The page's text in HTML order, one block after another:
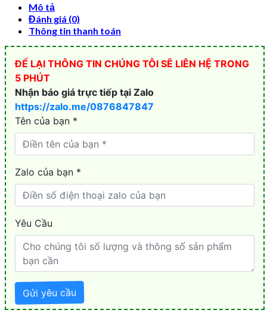
Mô tả
Đánh giá (0)
Thông tin thanh toán